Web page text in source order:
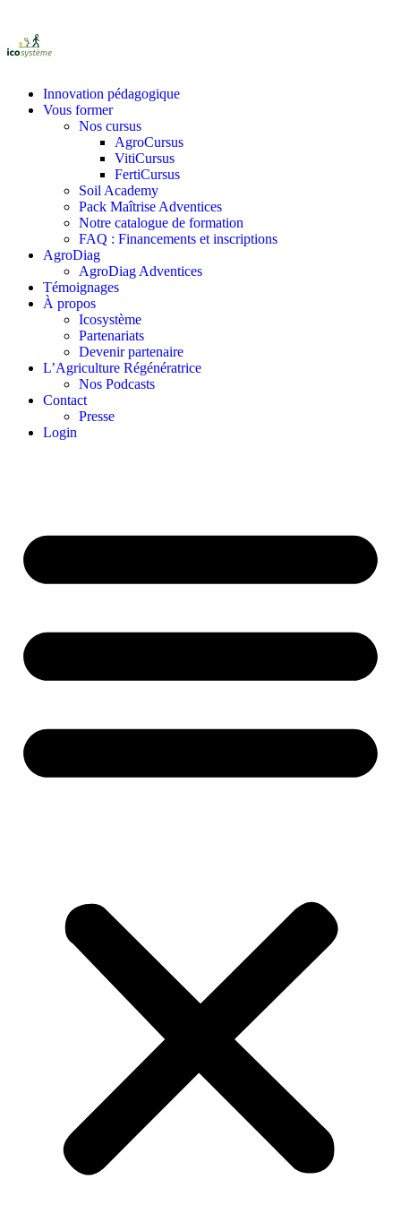
Innovation pédagogique
Vous former
Nos cursus
AgroCursus
VitiCursus
FertiCursus
Soil Academy
Pack Maîtrise Adventices
Notre catalogue de formation
FAQ : Financements et inscriptions
AgroDiag
AgroDiag Adventices
Témoignages
À propos
Icosystème
Partenariats
Devenir partenaire
L’Agriculture Régénératrice
Nos Podcasts
Contact
Presse
Login